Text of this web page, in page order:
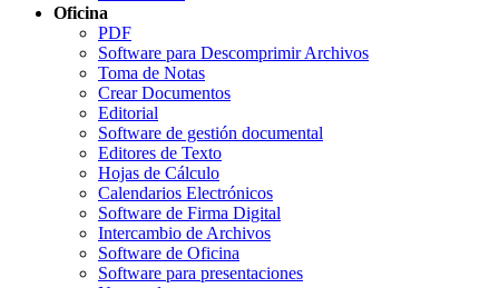
Oficina
PDF
Software para Descomprimir Archivos
Toma de Notas
Crear Documentos
Editorial
Software de gestión documental
Editores de Texto
Hojas de Cálculo
Calendarios Electrónicos
Software de Firma Digital
Intercambio de Archivos
Software de Oficina
Software para presentaciones